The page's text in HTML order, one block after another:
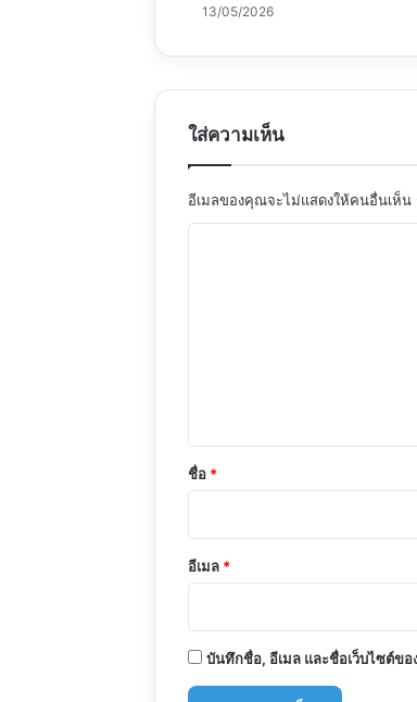
13/05/2026
ใส่ความเห็น
อีเมลของคุณจะไม่แสดงให้คนอื่นเห็น
*
ชื่อ *
อีเมล *
บันทึกชื่อ, อีเมล และชื่อเว็บไซต์ขอ